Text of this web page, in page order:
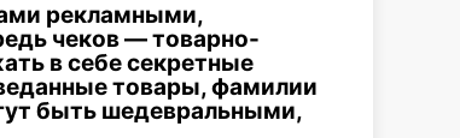
рекламными,
чеков — товарно-
в себе секретные
товары, фамилии
быть шедевральными,